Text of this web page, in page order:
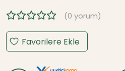
(0 yorum)
Favorilere Ekle